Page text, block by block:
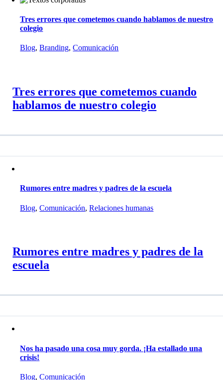
Tres errores que cometemos cuando hablamos de nuestro
colegio
Blog,Branding,Comunicación
Tres errores que cometemos cuando
hablamos de nuestro colegio
Rumores entre madres y padres de la escuela
Blog,Comunicación,Relaciones humanas
Rumores entre madres y padres de la
escuela
Nos ha pasado una cosa muy gorda. ¡Ha estallado una
crisis!
Blog,Comunicación